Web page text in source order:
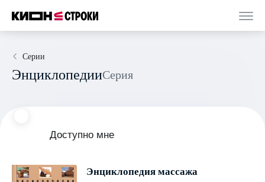
Серии
Энциклопедии Серия
Доступно мне
Энциклопедия массажа